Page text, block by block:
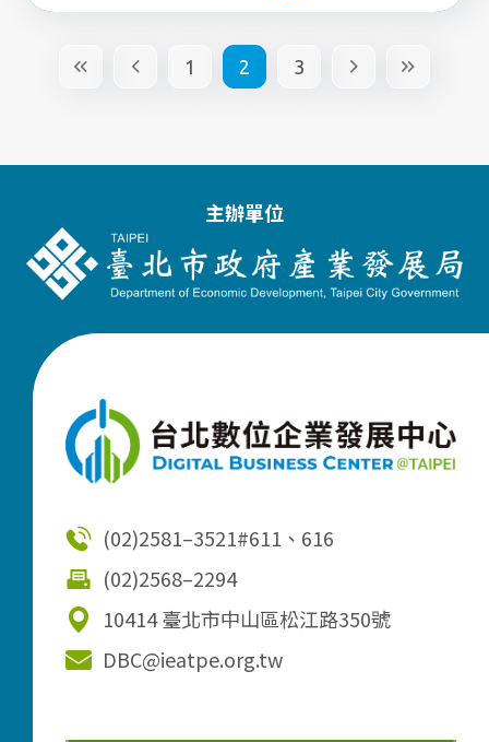
1 2 3
主辦單位
(02)2581–3521#611、616
(02)2568–2294
10414 臺北市中山區松江路350號
DBC@ieatpe.org.tw